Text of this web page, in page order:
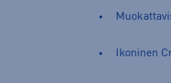
Ikoninen